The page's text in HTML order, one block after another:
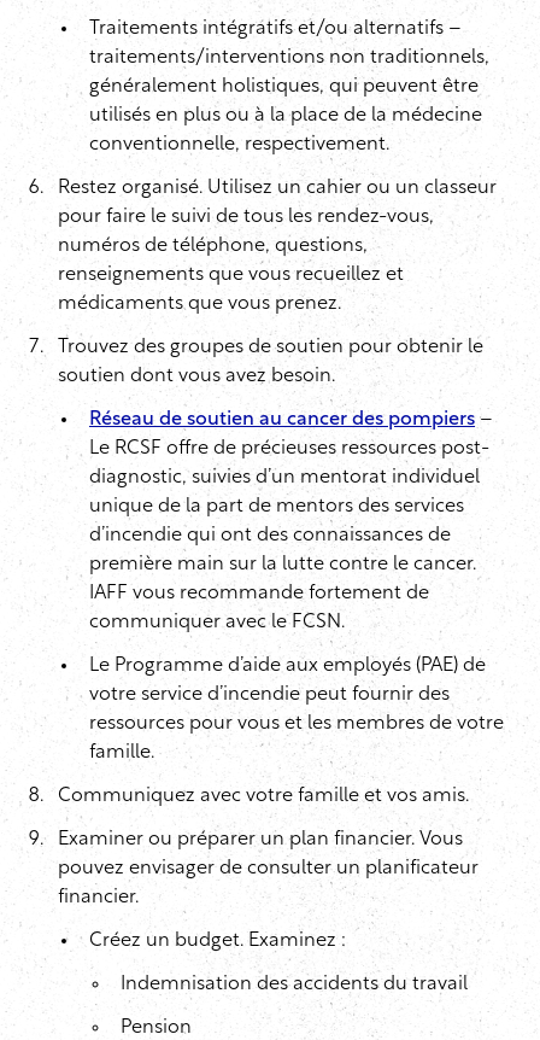
Traitements intégratifs et/ou alternatifs –
traitements/interventions non traditionnels,
généralement holistiques, qui peuvent être
utilisés en plus ou à la place de la médecine
conventionnelle, respectivement.
Restez organisé. Utilisez un cahier ou un classeur
pour faire le suivi de tous les rendez-vous,
numéros de téléphone, questions,
renseignements que vous recueillez et
médicaments que vous prenez.
Trouvez des groupes de soutien pour obtenir le
soutien dont vous avez besoin.
Réseau de soutien au cancer des pompiers –
Le RCSF offre de précieuses ressources post-
diagnostic, suivies d’un mentorat individuel
unique de la part de mentors des services
d’incendie qui ont des connaissances de
première main sur la lutte contre le cancer.
IAFF vous recommande fortement de
communiquer avec le FCSN.
Le Programme d’aide aux employés (PAE) de
votre service d’incendie peut fournir des
ressources pour vous et les membres de votre
famille.
Communiquez avec votre famille et vos amis.
Examiner ou préparer un plan financier. Vous
pouvez envisager de consulter un planificateur
financier.
Créez un budget. Examinez :
Indemnisation des accidents du travail
Pension